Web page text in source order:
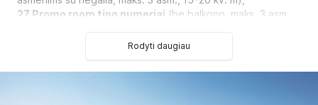
27 Promo room tipo numeriai (be balkono, maks. 3 asm.,
100 dviejų kambarių Family room tipo numerių
Rodyti daugiau